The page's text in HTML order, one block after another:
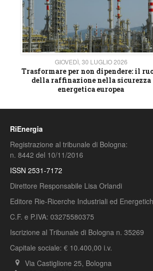
GIOVEDÌ, 30 LUGLIO 2026
Trasformare per non dipendere: il
della raffinazione nella sicurezza
energetica europea
RiEnergia
Registrazione al tribunale di Bologna:
n. 8442 del 10/11/2016
ISSN 2531-7172
Direttore Responsabile Lisa Orlandi
Editore Rie-Ricerche Industriali ed
C.F. e P.IVA: 03275580375
Iscrizione al Tribunale di Bologna n. 35269
Capitale sociale: € 10.400,00 i.v.
Via Castiglione 25, Bologna